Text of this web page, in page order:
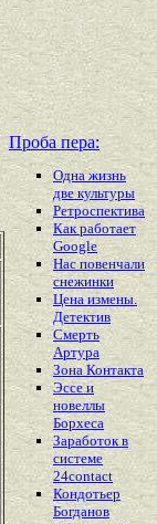
Проба пера:
Одна жизнь
две культуры
Ретроспектива
Как работает
Google
Нас повенчали
снежинки
Цена измены.
Детектив
Смерть
Артура
Зона Контакта
Эссе и
новеллы
Борхеса
Заработок в
системе
24contact
Кондотьер
Богданов